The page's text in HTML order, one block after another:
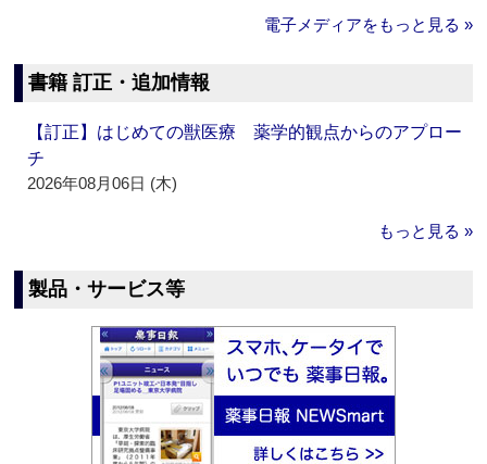
電子メディアをもっと見る »
書籍 訂正・追加情報
【訂正】はじめての獣医療 薬学的観点からのアプロー
チ
2026年08月06日 (木)
もっと見る »
製品・サービス等